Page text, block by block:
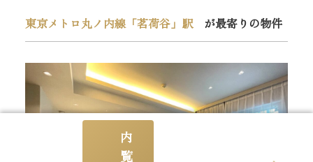
東京メトロ丸ノ内線「茗荷谷」駅が最寄りの物件
内
覧